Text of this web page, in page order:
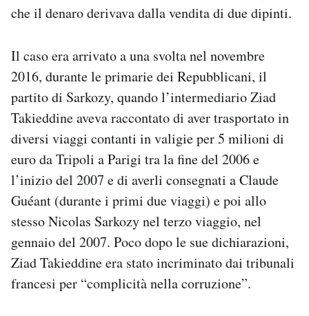
che il denaro derivava dalla vendita di due dipinti.
Il caso era arrivato a una svolta nel novembre
2016, durante le primarie dei Repubblicani, il
partito di Sarkozy, quando l’intermediario Ziad
Takieddine aveva raccontato di aver trasportato in
diversi viaggi contanti in valigie per 5 milioni di
euro da Tripoli a Parigi tra la fine del 2006 e
l’inizio del 2007 e di averli consegnati a Claude
Guéant (durante i primi due viaggi) e poi allo
stesso Nicolas Sarkozy nel terzo viaggio, nel
gennaio del 2007. Poco dopo le sue dichiarazioni,
Ziad Takieddine era stato incriminato dai tribunali
francesi per “complicità nella corruzione”.